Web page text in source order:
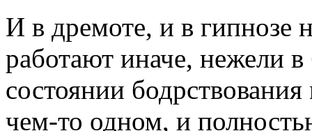
И в дремоте, и в
работают иначе, нежели
состоянии
чем-то одном, и